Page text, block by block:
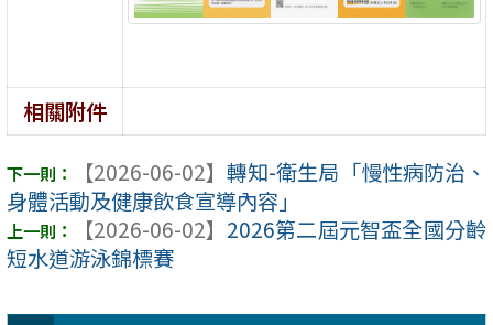
相關附件
【2026-06-02】 轉知-衛生局「慢性病防治、
身體活動及健康飲食宣導內容」
【2026-06-02】 2026第二屆元智盃全國分齡
短水道游泳錦標賽